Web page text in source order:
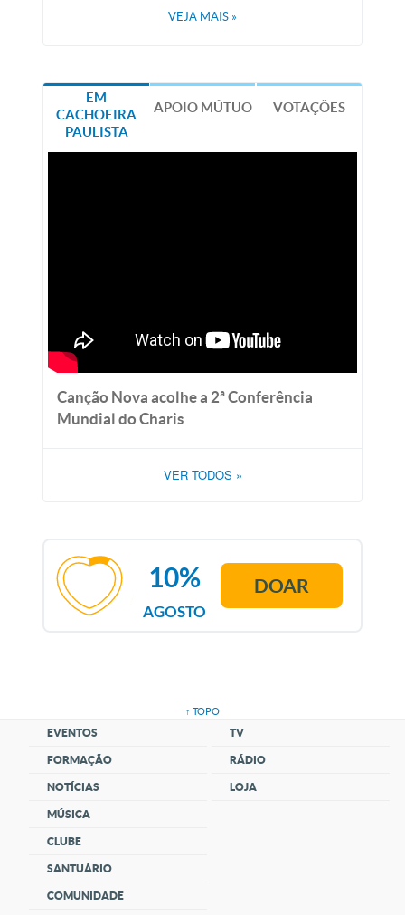
VEJA MAIS »
EM
CACHOEIRA
PAULISTA
APOIO MÚTUO VOTAÇÕES
Canção Nova acolhe a 2ª Conferência
Mundial do Charis
VER TODOS »
AGOSTO
10% DOAR
↑ TOPO
EVENTOS
FORMAÇÃO
NOTÍCIAS
MÚSICA
CLUBE
SANTUÁRIO
COMUNIDADE
TV
RÁDIO
LOJA